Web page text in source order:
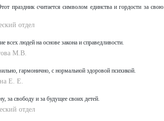
праздник считается символом единства и гордости за свою
отдел
людей на основе закона и справедливости.
М.В.
гармонично, с нормальной здоровой психикой.
Е. Е.
за свободу и за будущее своих детей.
отдел